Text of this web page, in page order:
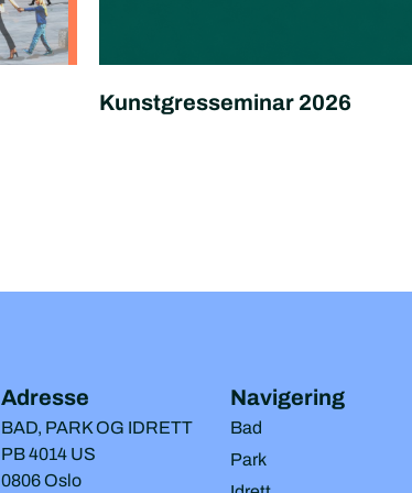
Kunstgresseminar 2026
Adresse
BAD, PARK OG IDRETT
PB 4014 US
0806 Oslo
Navigering
Bad
Park